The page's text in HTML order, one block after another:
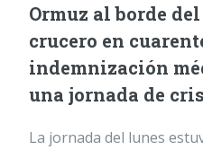
Ormuz al borde
crucero en
indemnización
una jornada de
La jornada del lunes